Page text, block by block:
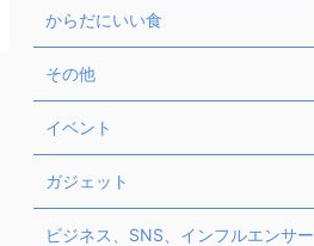
からだにいい食
その他
イベント
ガジェット
ビジネス、SNS、インフルエンサー